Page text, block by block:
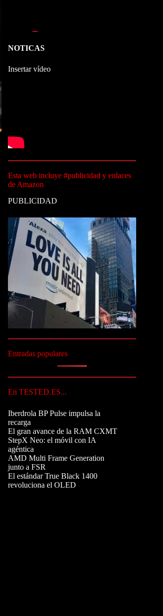
NOTICAS
Insertar vídeo
Esta web incluye #publicidad y enlaces
de Amazon
PUBLICIDAD
Entradas populares
En TESTED.ES...
Iberdrola BP Pulse impulsa la
recarga
El gran avance de la RAM CXMT
StepX Neo: el móvil con IA
agéntica
AMD Multi Frame Generation
junto a FSR
El estándar True Black 1400
revoluciona el OLED